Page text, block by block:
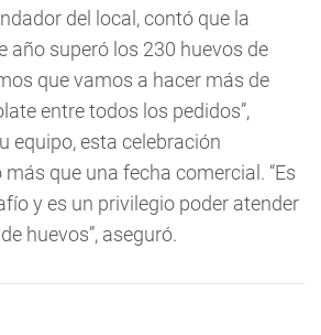
del local, contó que la
año superó los 230 huevos de
que vamos a hacer más de
entre todos los pedidos”,
equipo, esta celebración
que una fecha comercial. “Es
y es un privilegio poder atender
huevos”, aseguró.